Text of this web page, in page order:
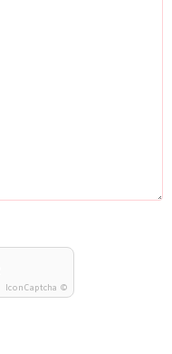
IconCaptcha ©